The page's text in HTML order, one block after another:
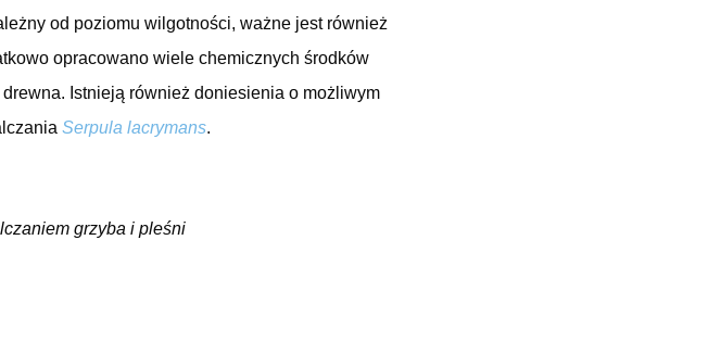
od poziomu wilgotności, ważne jest również
opracowano wiele chemicznych środków
Istnieją również doniesienia o możliwym
Serpula lacrymans.
grzyba i pleśni